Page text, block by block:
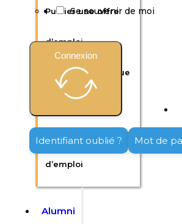
Publier une offre
d’emploi
Formation continue
Aide à la recherche
d’emploi
Alumni
Se souvenir de moi
Connexion
Identifiant oublié ? Mot de